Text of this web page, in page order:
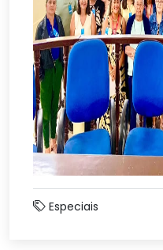
Especiais